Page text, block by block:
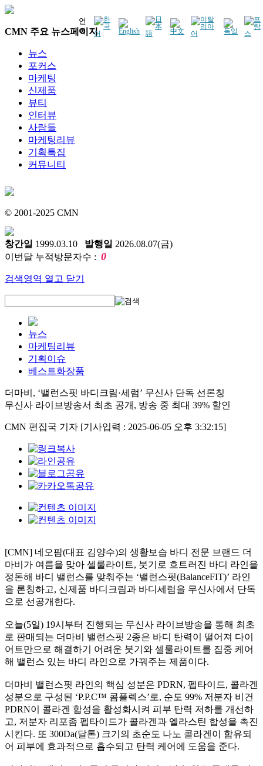
언
어
CMN 주요 뉴스페이지
뉴스
포커스
마케팅
신제품
뷰티
인터뷰
사람들
마케팅리뷰
기획특집
커뮤니티
© 2001-2025 CMN
창간일 1999.03.10 발행일 2026.08.07(금)
이번달 누적방문자수 : 0
검색영역 열고 닫기
뉴스
마케팅리뷰
기획이슈
베스트화장품
더마비, ‘밸런스핏 바디크림·세럼’ 무신사 단독 선론칭
무신사 라이브방송서 최초 공개, 방송 중 최대 39% 할인
CMN 편집국 기자 [기사입력 : 2025-06-05 오후 3:32:15]
[CMN] 네오팜(대표 김양수)의 생활보습 바디 전문 브랜드 더
마비가 여름을 맞아 셀룰라이트, 붓기로 흐트러진 바디 라인을
정돈해 바디 밸런스를 맞춰주는 ‘밸런스핏(BalanceFIT)’ 라인
을 론칭하고, 신제품 바디크림과 바디세럼을 무신사에서 단독
으로 선공개한다.
오늘(5일) 19시부터 진행되는 무신사 라이브방송을 통해 최초
로 판매되는 더마비 밸런스핏 2종은 바디 탄력이 떨어져 다이
어트만으로 해결하기 어려운 붓기와 셀룰라이트를 집중 케어
해 밸런스 있는 바디 라인으로 가꿔주는 제품이다.
더마비 밸런스핏 라인의 핵심 성분은 PDRN, 펩타이드, 콜라겐
성분으로 구성된 ‘P.P.C™ 콤플렉스’로, 순도 99% 저분자 비건
PDRN이 콜라겐 합성을 활성화시켜 피부 탄력 저하를 개선하
고, 저분자 리포좀 펩타이드가 콜라겐과 엘라스틴 합성을 촉진
시킨다. 또 300Da(달톤) 크기의 초순도 나노 콜라겐이 함유되
어 피부에 효과적으로 흡수되고 탄력 케어에 도움을 준다.